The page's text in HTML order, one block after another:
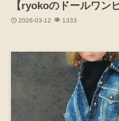
【ryokoのドールワン
2026-03-12 1333